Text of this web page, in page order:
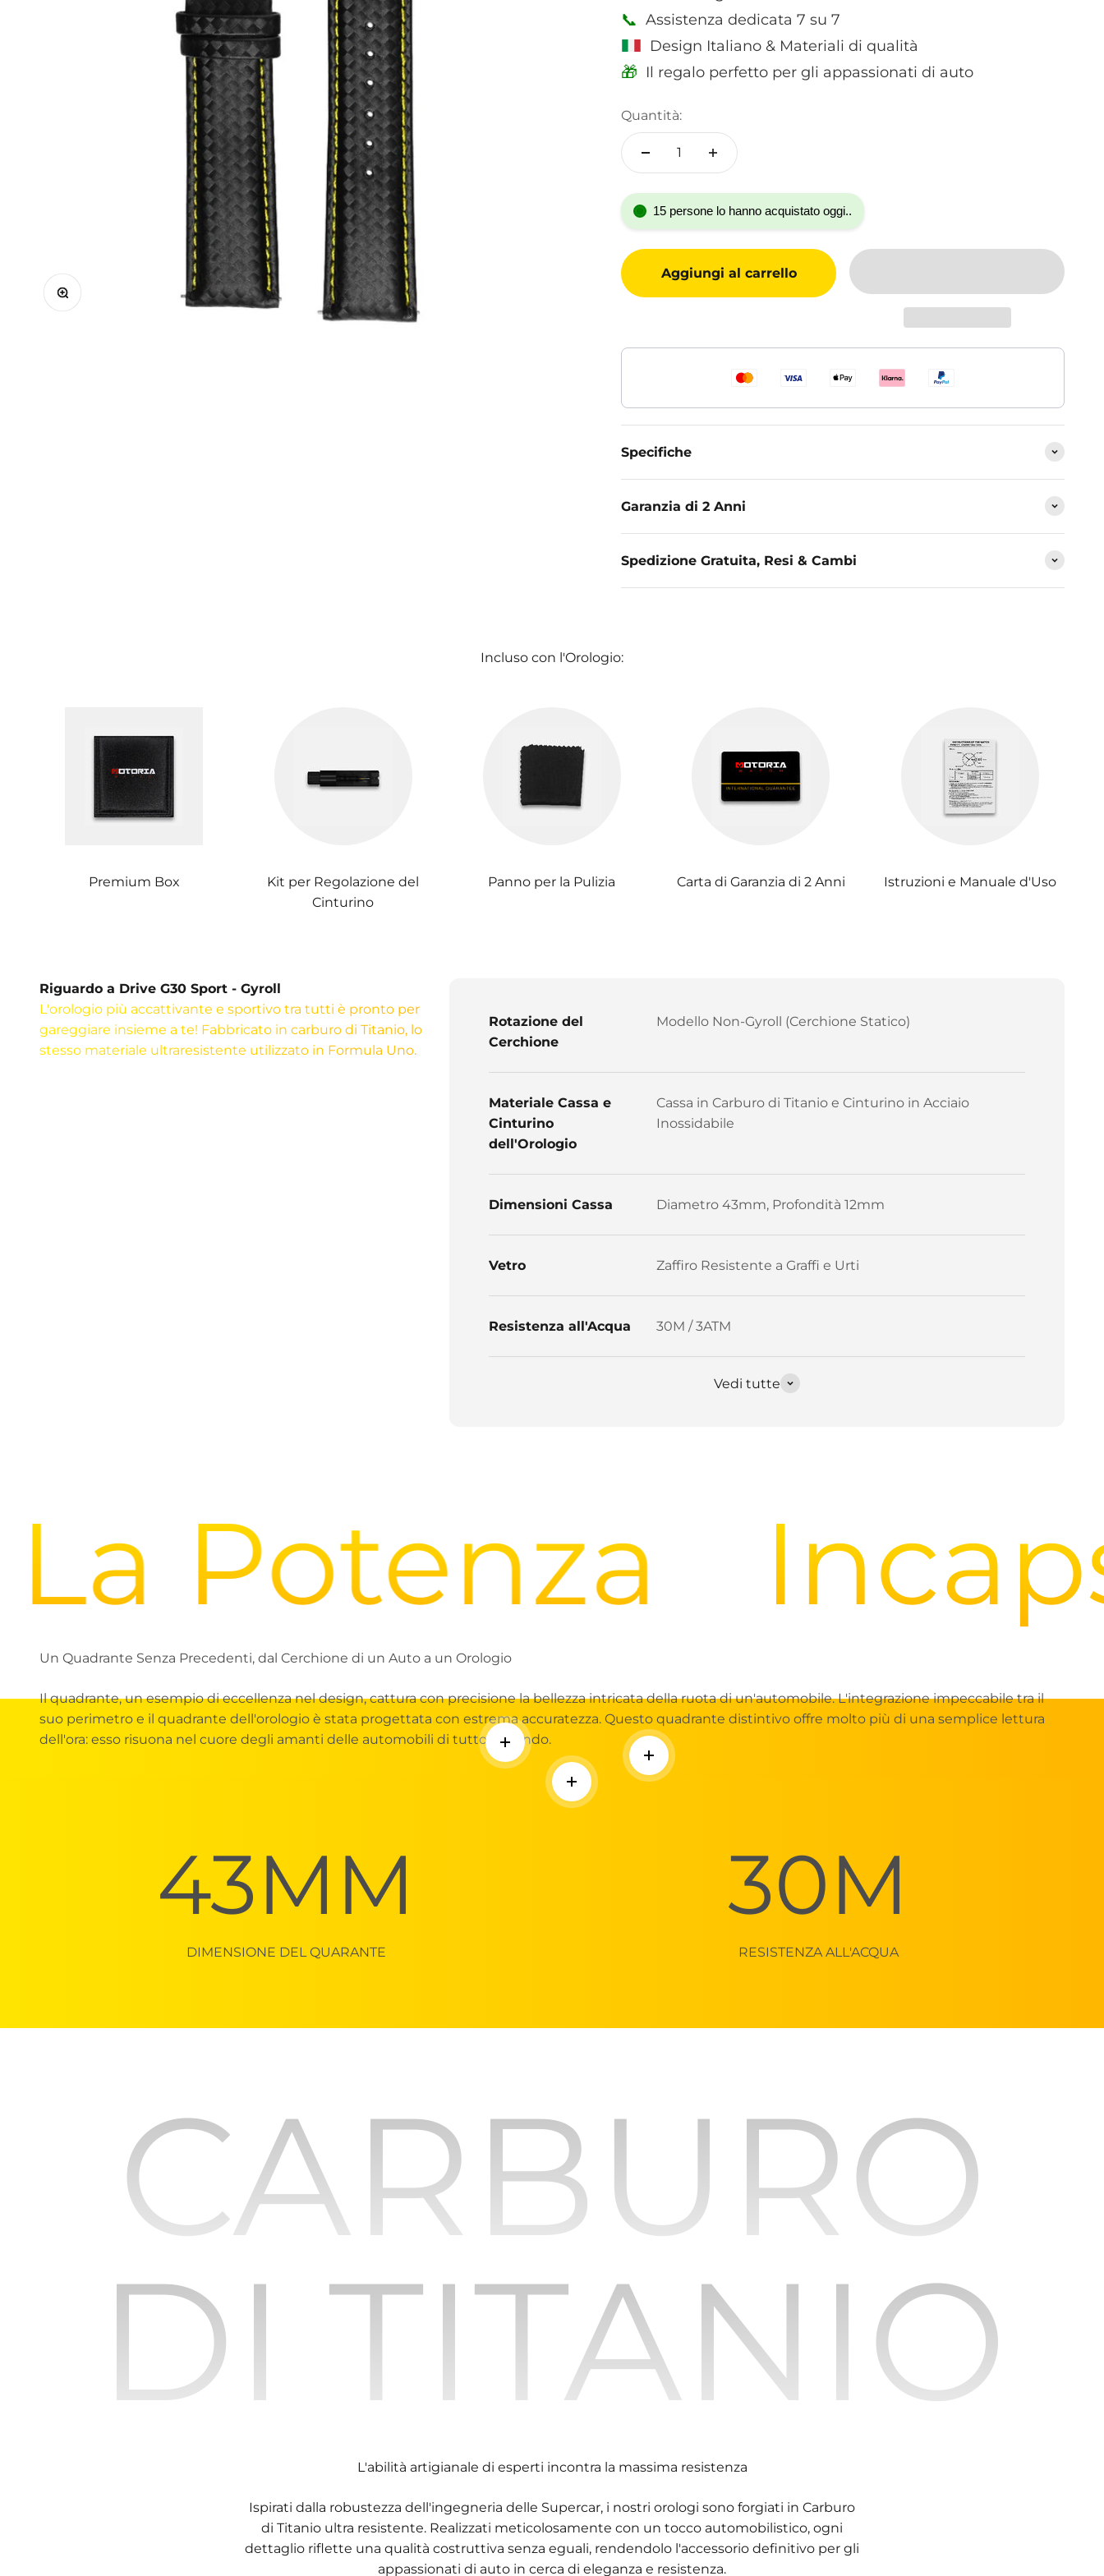
Ingrandisci immagine
📞 Assistenza dedicata 7 su 7
Design Italiano & Materiali di qualità
🎁 Il regalo perfetto per gli appassionati di auto
Quantità:
15 persone lo hanno acquistato oggi..
Aggiungi al carrello
Specifiche
Garanzia di 2 Anni
Spedizione Gratuita, Resi & Cambi
Incluso con l'Orologio:
Premium Box
Kit per Regolazione del
Cinturino
Panno per la Pulizia Carta di Garanzia di 2 Anni Istruzioni e Manuale d'Uso
Riguardo a Drive G30 Sport - Gyroll
L'orologio più accattivante e sportivo tra tutti è pronto per
gareggiare insieme a te! Fabbricato in carburo di Titanio, lo
stesso materiale ultraresistente utilizzato in Formula Uno.
Rotazione del
Cerchione
Modello Non-Gyroll (Cerchione Statico)
Materiale Cassa e
Cinturino
dell'Orologio
Cassa in Carburo di Titanio e Cinturino in Acciaio
Inossidabile
Dimensioni Cassa Diametro 43mm, Profondità 12mm
Vetro Zaffiro Resistente a Graffi e Urti
Resistenza all'Acqua 30M / 3ATM
Vedi tutte
Potenza
Un Quadrante Senza Precedenti, dal Cerchione di un Auto a un Orologio
Il quadrante, un esempio di eccellenza nel design, cattura con precisione la bellezza intricata della ruota di un'automobile. L'integrazione impeccabile tra il
suo perimetro e il quadrante dell'orologio è stata progettata con estrema accuratezza. Questo quadrante distintivo offre molto più di una semplice lettura
dell'ora: esso risuona nel cuore degli amanti delle automobili di tutto il mondo.
Per saperne di più
Per saperne di più
Per saperne di più
43MM
DIMENSIONE DEL QUARANTE
30M
RESISTENZA ALL'ACQUA
CARBURO
DI TITANIO
L'abilità artigianale di esperti incontra la massima resistenza
Ispirati dalla robustezza dell'ingegneria delle Supercar, i nostri orologi sono forgiati in Carburo
di Titanio ultra resistente. Realizzati meticolosamente con un tocco automobilistico, ogni
dettaglio riflette una qualità costruttiva senza eguali, rendendolo l'accessorio definitivo per gli
appassionati di auto in cerca di eleganza e resistenza.